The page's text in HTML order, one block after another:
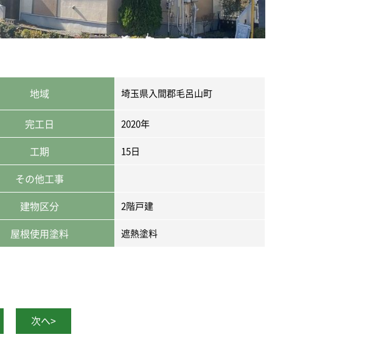
地域 埼玉県入間郡毛呂山町
完工日 2020年
工期 15日
その他工事
建物区分 2階戸建
屋根使用塗料 遮熱塗料
次へ>